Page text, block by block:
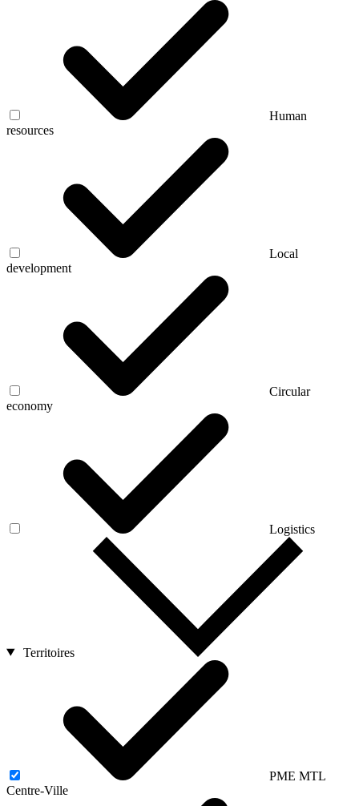
Human
resources
Local
development
Circular
economy
Logistics
Territoires
PME MTL
Centre-Ville